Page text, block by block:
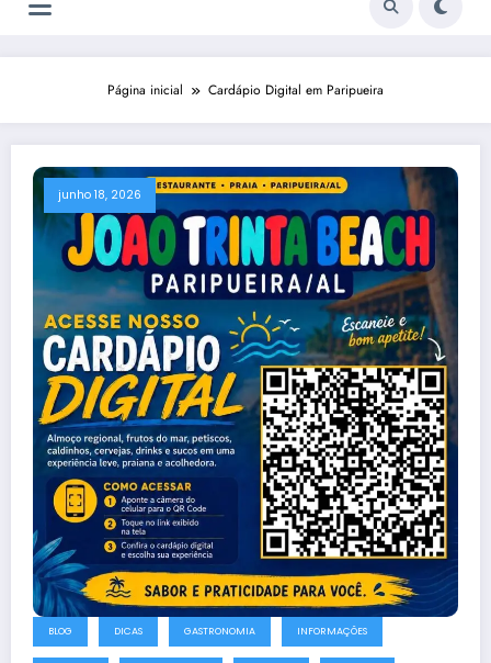
Página inicial Cardápio Digital em Paripueira
junho 18, 2026
BLOG DICAS GASTRONOMIA INFORMAÇÕES